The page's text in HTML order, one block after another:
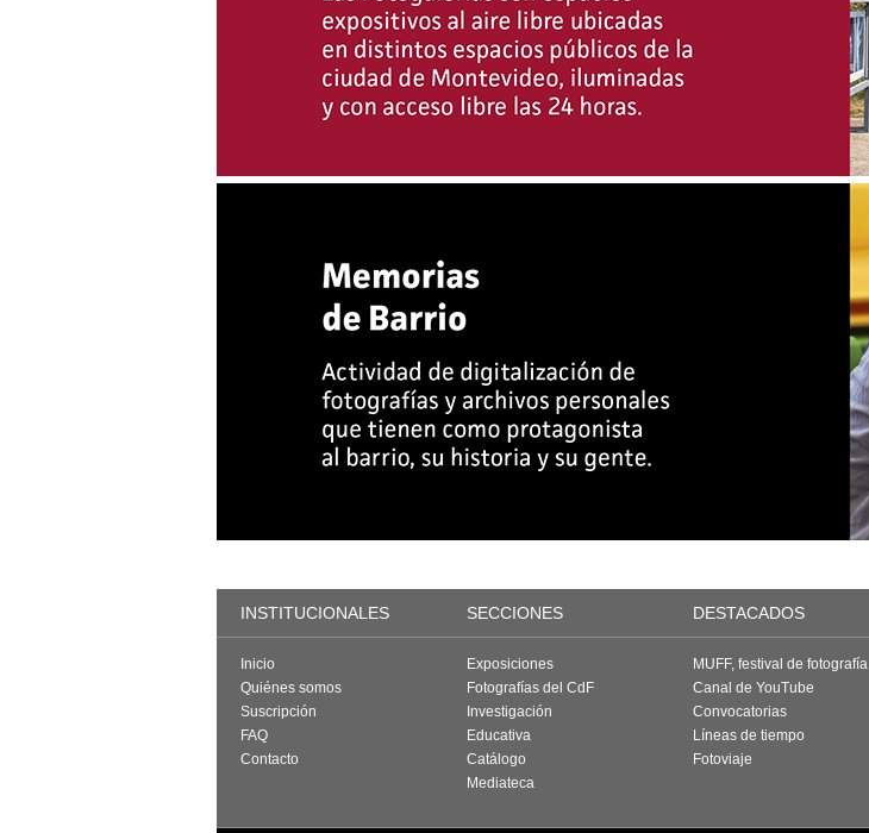
INSTITUCIONALES SECCIONES DESTACADOS
Inicio
Quiénes somos
Suscripción
FAQ
Contacto
Exposiciones
Fotografías del CdF
Investigación
Educativa
Catálogo
Mediateca
MUFF, festival de fotografía
Canal de YouTube
Convocatorias
Líneas de tiempo
Fotoviaje